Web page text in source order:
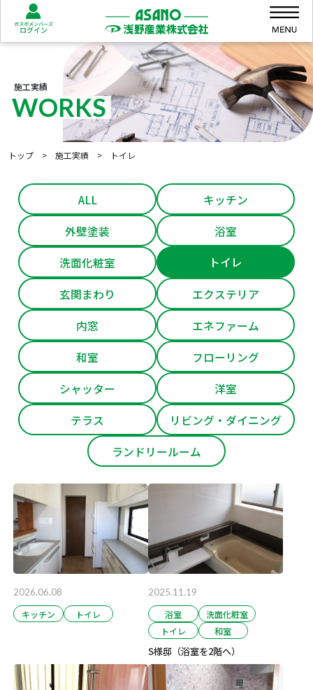
Skip to content
Skip to footer
施工実績
WORKS
トップ > 施工実績 > トイレ
ALL
キッチン
外壁塗装
浴室
洗面化粧室
トイレ
玄関まわり
エクステリア
内窓
エネファーム
和室
フローリング
シャッター
洋室
テラス
リビング・ダイニング
ランドリールーム
2026.06.08
キッチン トイレ
2025.11.19
浴室
洗面化粧室
トイレ
和室
S様邸（浴室を2階へ）